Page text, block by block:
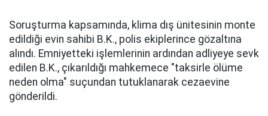
Soruşturma kapsamında, klima dış ünitesinin monte
edildiği evin sahibi B.K., polis ekiplerince gözaltına
alındı. Emniyetteki işlemlerinin ardından adliyeye sevk
edilen B.K., çıkarıldığı mahkemece "taksirle ölüme
neden olma" suçundan tutuklanarak cezaevine
gönderildi.